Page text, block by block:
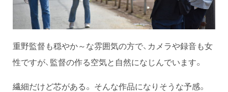
重野監督も穏やか～な雰囲気の方で、カメラや録音も女
性ですが、監督の作る空気と自然になじんでいます。
繊細だけど芯がある。 そんな作品になりそうな予感。